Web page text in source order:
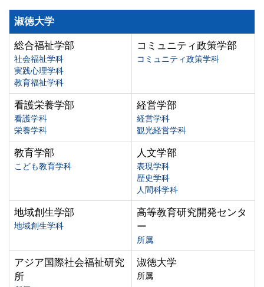
淑徳大学
総合福祉学部
社会福祉学科
実践心理学科
教育福祉学科
コミュニティ政策学部
コミュニティ政策学科
看護栄養学部
看護学科
栄養学科
経営学部
経営学科
観光経営学科
教育学部
こども教育学科
人文学部
表現学科
歴史学科
人間科学科
地域創生学部
地域創生学科
高等教育研究開発センタ
ー
所属
アジア国際社会福祉研究
所
淑徳大学
所属